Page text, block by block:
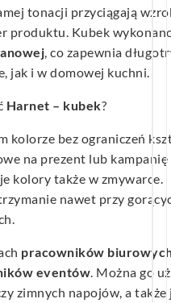
tonacji przyciągają
produktu. Kubek
, co zapewnia
jak i w domowej kuchni.
Harnet – kubek?
kolorze bez ograniczeń
na prezent lub kampanię
kolory także w zmywarce.
nawet przy
pracowników
eventów. Można go
zimnych napojów, a także